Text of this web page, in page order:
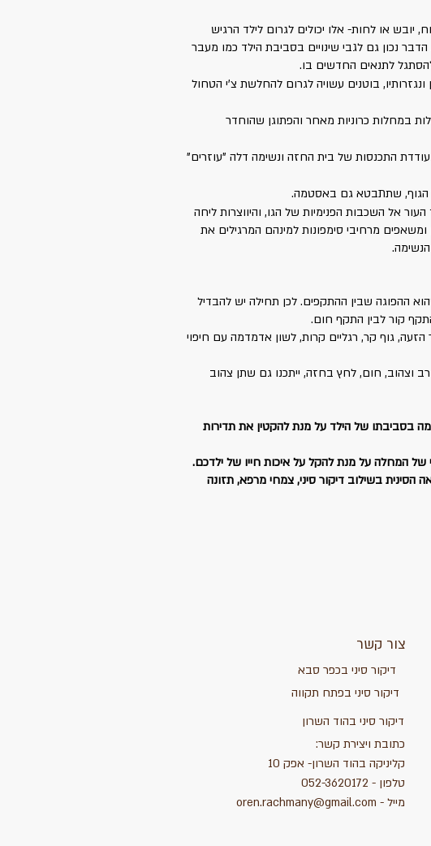
יובש או לחות- אלו יכולים לגרום לילד הרגיש
נכון גם לגבי שינויים בסביבת הילד כמו מעבר
לתנאים החדשים בו.
בוטנים עשויה לגרום להחלשת צ'י הטחול
במחלות כרוניות מאחר והפתוגן שהוחדר
התכנסות של בית החזה ונשימה דלה "עוזרים"
הגוף, שתתבטא גם באסטמה.
אל השכבות הפנימיות של הגו, והיווצרות ליחה
מרחיבי סימפונות למינהם המרגילים את
ההפוגה שבין ההתקפים. לכן תחילה יש להבדיל
קור לבין התקף חום.
גוף קר, רגליים קרות, לשון אדמדמה עם חיפוי
וצהוב, חום, לחץ בחזה, ייתכנו גם שתן צהוב
בסביבתו של הילד על מנת להקטין את תדירות
של המחלה על מנת להקל על איכות חייו של ילדכם.
בשילוב דיקור סיני, צמחי מרפא, תזונה
צור קשר
דיקור סיני בכפר סבא
דיקור סיני בפתח תקווה
דיקור סיני בהוד השרון
כתובת ויצירת קשר:
קליניקה בהוד השרון- אפק 10
טלפון - 052-3620172
מייל - oren.rachmany@gmail.com